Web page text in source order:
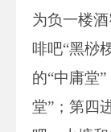
为负一楼
啡吧“黑桫
的“中庸堂
堂”；第四